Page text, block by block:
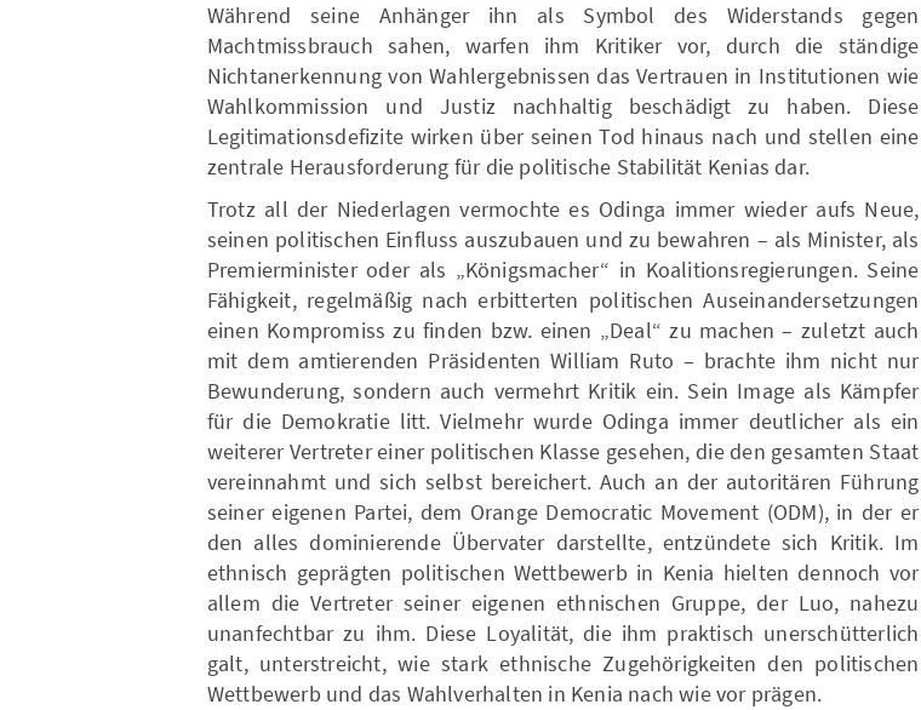
Während seine Anhänger ihn als Symbol des Widerstands gegen
Machtmissbrauch sahen, warfen ihm Kritiker vor, durch die ständige
Nichtanerkennung von Wahlergebnissen das Vertrauen in Institutionen wie
Wahlkommission und Justiz nachhaltig beschädigt zu haben. Diese
Legitimationsdefizite wirken über seinen Tod hinaus nach und stellen eine
zentrale Herausforderung für die politische Stabilität Kenias dar.
Trotz all der Niederlagen vermochte es Odinga immer wieder aufs Neue,
seinen politischen Einfluss auszubauen und zu bewahren – als Minister, als
Premierminister oder als „Königsmacher“ in Koalitionsregierungen. Seine
Fähigkeit, regelmäßig nach erbitterten politischen Auseinandersetzungen
einen Kompromiss zu finden bzw. einen „Deal“ zu machen – zuletzt auch
mit dem amtierenden Präsidenten William Ruto – brachte ihm nicht nur
Bewunderung, sondern auch vermehrt Kritik ein. Sein Image als Kämpfer
für die Demokratie litt. Vielmehr wurde Odinga immer deutlicher als ein
weiterer Vertreter einer politischen Klasse gesehen, die den gesamten Staat
vereinnahmt und sich selbst bereichert. Auch an der autoritären Führung
seiner eigenen Partei, dem Orange Democratic Movement (ODM), in der er
den alles dominierende Übervater darstellte, entzündete sich Kritik. Im
ethnisch geprägten politischen Wettbewerb in Kenia hielten dennoch vor
allem die Vertreter seiner eigenen ethnischen Gruppe, der Luo, nahezu
unanfechtbar zu ihm. Diese Loyalität, die ihm praktisch unerschütterlich
galt, unterstreicht, wie stark ethnische Zugehörigkeiten den politischen
Wettbewerb und das Wahlverhalten in Kenia nach wie vor prägen.